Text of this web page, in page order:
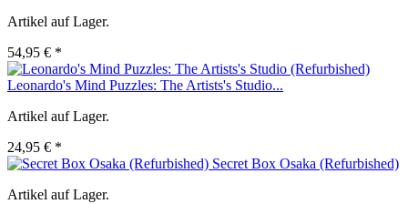
Artikel auf Lager.
54,95 € *
Leonardo's Mind Puzzles: The Artists's Studio...
Artikel auf Lager.
24,95 € *
Secret Box Osaka (Refurbished)
Artikel auf Lager.